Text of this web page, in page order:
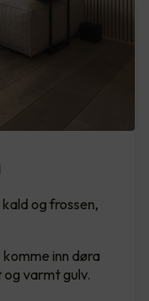
og frossen,
inn døra
varmt gulv.